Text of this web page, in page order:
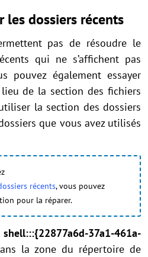
dossiers récents
pas de résoudre le
qui ne s’affichent pas
pouvez également essayer
de la section des fichiers
la section des dossiers
que vous avez utilisés
récents, vous pouvez
pour la réparer.
shell:::{22877a6d-37a1-461a-
la zone du répertoire de